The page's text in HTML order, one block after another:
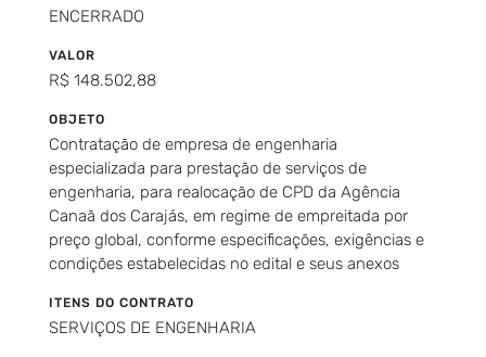
ENCERRADO
VALOR
R$ 148.502,88
OBJETO
Contratação de empresa de engenharia
especializada para prestação de serviços de
engenharia, para realocação de CPD da Agência
Canaã dos Carajás, em regime de empreitada por
preço global, conforme especificações, exigências e
condições estabelecidas no edital e seus anexos
ITENS DO CONTRATO
SERVIÇOS DE ENGENHARIA